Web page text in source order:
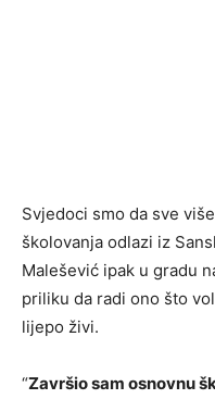
Svjedoci smo da sve
školovanja odlazi iz
Malešević ipak u gradu
priliku da radi ono što
lijepo živi.
“Završio sam osnovnu